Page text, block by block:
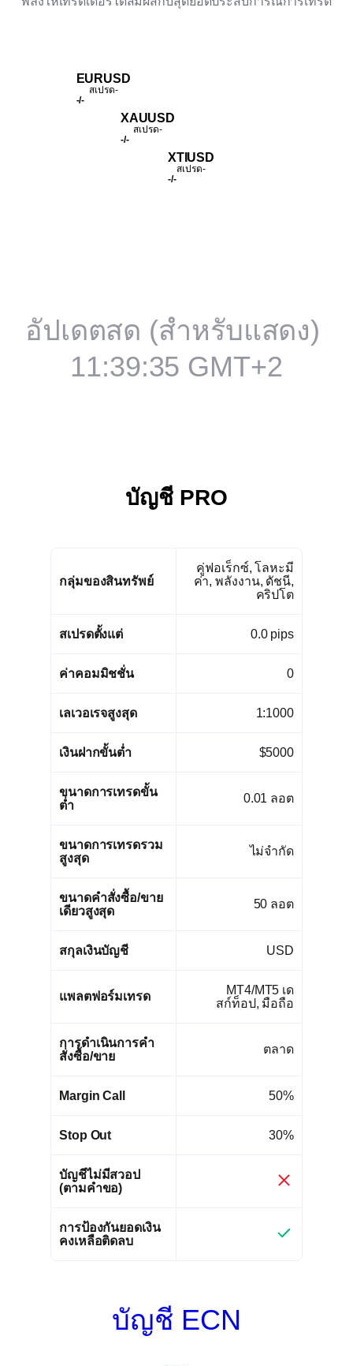
EURUSD
สเปรด-
-/-
XAUUSD
สเปรด-
-/-
XTIUSD
สเปรด-
-/-
อัปเดตสด (สำหรับแสดง)
11:39:36 GMT+2
บัญชี PRO
กลุ่มของสินทรัพย์
คู่ฟอเร็กซ์, โลหะมี
ค่า, พลังงาน, ดัชนี,
คริปโต
สเปรดตั้งแต่ 0.0 pips
ค่าคอมมิชชั่น 0
เลเวอเรจสูงสุด 1:1000
เงินฝากขั้นต่ำ $5000
ขนาดการเทรดขั้น
ต่ำ
0.01 ลอต
ขนาดการเทรดรวม
สูงสุด
ไม่จำกัด
ขนาดคำสั่งซื้อ/ขาย
เดียวสูงสุด
50 ลอต
สกุลเงินบัญชี USD
แพลตฟอร์มเทรด
MT4/MT5 เด
สก์ท็อป, มือถือ
การดำเนินการคำ
สั่งซื้อ/ขาย
ตลาด
Margin Call 50%
Stop Out 30%
บัญชีไม่มีสวอป
(ตามคำขอ)
การป้องกันยอดเงิน
คงเหลือติดลบ
บัญชี ECN